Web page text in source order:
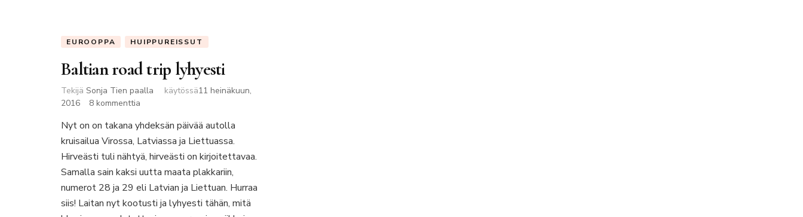
EUROOPPA HUIPPUREISSUT
Baltian road trip lyhyesti
Tekijä Sonja Tien paalla käytössä11 heinäkuun,
2016
8 kommenttia
road
trip
lyhyesti
Nyt on on takana yhdeksän päivää autolla
kruisailua Virossa, Latviassa ja Liettuassa.
Hirveästi tuli nähtyä, hirveästi on kirjoitettavaa.
Samalla sain kaksi uutta maata plakkariin,
numerot 28 ja 29 eli Latvian ja Liettuan. Hurraa
siis! Laitan nyt kootusti ja lyhyesti tähän, mitä